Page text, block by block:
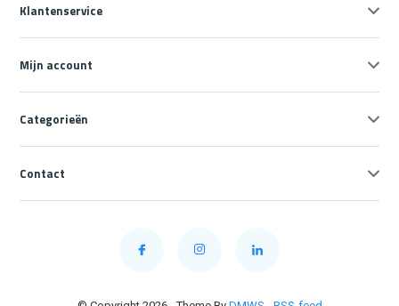
Klantenservice
Mijn account
Categorieën
Contact